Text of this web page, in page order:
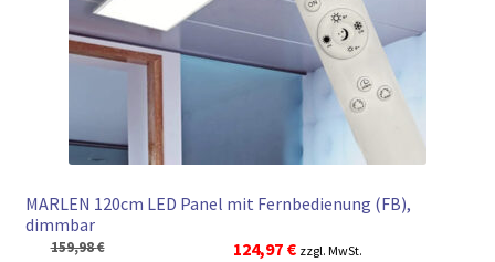
► ZAHLARTEN
► VERSANDARTEN
MARLEN 120cm LED Panel mit Fernbedienung (FB),
dimmbar
159,98€
Ursprünglicher
124,97 €Aktueller
zzgl. MwSt.